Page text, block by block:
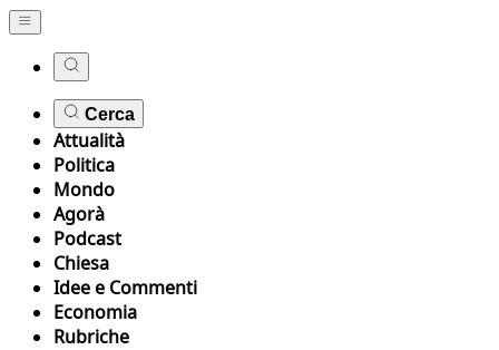
Cerca
Attualità
Politica
Mondo
Agorà
Podcast
Chiesa
Idee e Commenti
Economia
Rubriche